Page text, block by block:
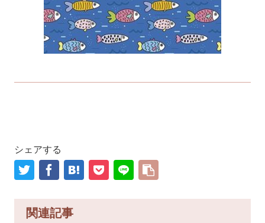
シェアする
関連記事